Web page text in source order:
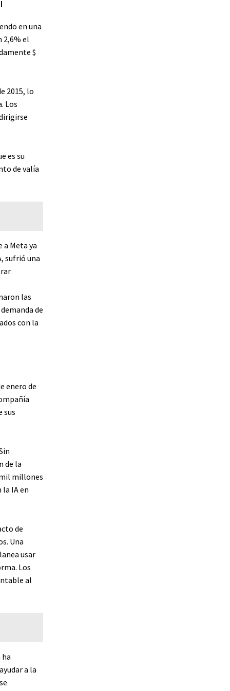
en una
2,6% el
$
2015, lo
Los
es su
de valía
Meta ya
sufrió una
las
de
con la
enero de
sus
de la
millones
IA en
de
Una
usar
Los
al
a la